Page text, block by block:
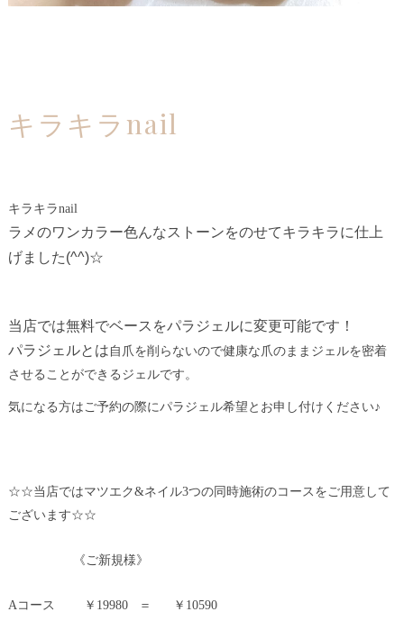
キラキラnail
キラキラnail
ラメのワンカラー色んなストーンをのせてキラキラに仕上
げました(^^)☆
当店では無料でベースをパラジェルに変更可能です！
パラジェルとは 自爪を削らないので健康な爪のままジェルを密着
させることができるジェルです。
気になる方はご予約の際にパラジェル希望とお申し付けください♪
☆☆当店ではマツエク&ネイル3つの同時施術のコースをご用意して
ございます☆☆
《ご新規様》
Aコース ￥19980 ＝ ￥10590